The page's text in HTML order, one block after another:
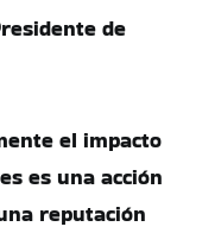
de
el impacto
es una acción
reputación